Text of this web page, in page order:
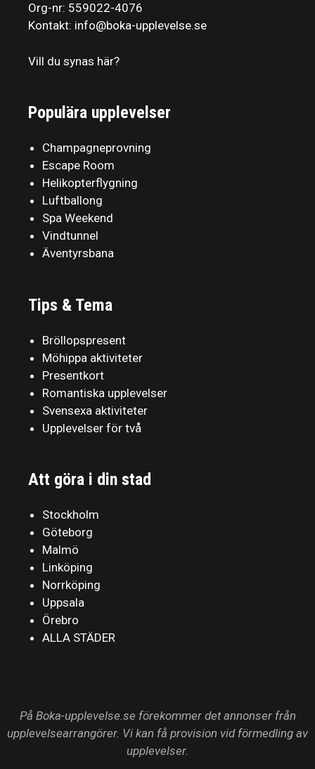
Org-nr: 559022-4076
Kontakt: info@boka-upplevelse.se
Vill du synas här?
Populära upplevelser
Champagneprovning
Escape Room
Helikopterflygning
Luftballong
Spa Weekend
Vindtunnel
Äventyrsbana
Tips & Tema
Bröllopspresent
Möhippa aktiviteter
Presentkort
Romantiska upplevelser
Svensexa aktiviteter
Upplevelser för två
Att göra i din stad
Stockholm
Göteborg
Malmö
Linköping
Norrköping
Uppsala
Örebro
ALLA STÄDER
På Boka-upplevelse.se förekommer det annonser från
upplevelsearrangörer. Vi kan få provision vid förmedling av
upplevelser.